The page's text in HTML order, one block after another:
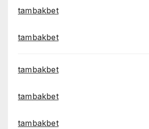
tambakbet
tambakbet
tambakbet
tambakbet
tambakbet